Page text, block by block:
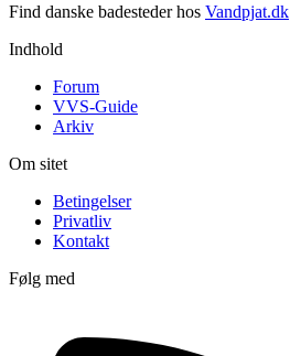
Find danske badesteder hos Vandpjat.dk
Indhold
Forum
VVS-Guide
Arkiv
Om sitet
Betingelser
Privatliv
Kontakt
Følg med